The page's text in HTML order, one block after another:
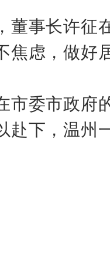
董事长许征
焦虑，做好
市委市政府
赴下，温州